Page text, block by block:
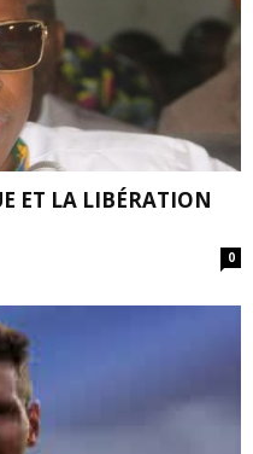
ET LA LIBÉRATION
0